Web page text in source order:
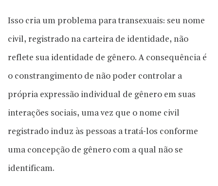
Isso cria um problema para transexuais: seu nome
civil, registrado na carteira de identidade, não
reflete sua identidade de gênero. A consequência é
o constrangimento de não poder controlar a
própria expressão individual de gênero em suas
interações sociais, uma vez que o nome civil
registrado induz às pessoas a tratá-los conforme
uma concepção de gênero com a qual não se
identificam.